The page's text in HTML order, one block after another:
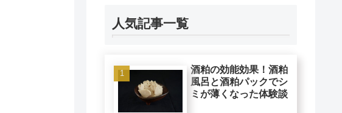
人気記事一覧
酒粕の効能効果！酒粕
風呂と酒粕パックでシ
ミが薄くなった体験談